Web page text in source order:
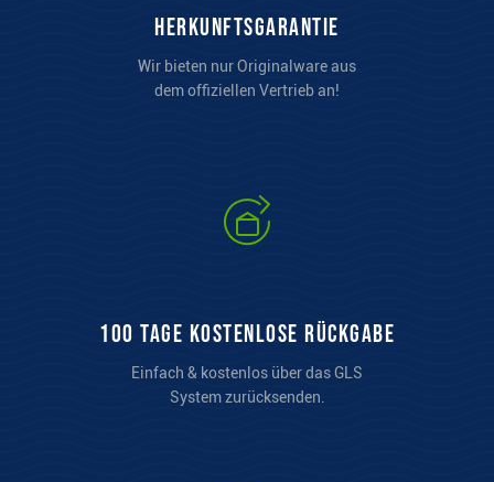
Herkunftsgarantie
Wir bieten nur Originalware aus
dem offiziellen Vertrieb an!
100 Tage kostenlose Rückgabe
Einfach & kostenlos über das GLS
System zurücksenden.